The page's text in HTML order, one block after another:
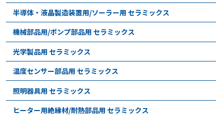
半導体・液晶製造装置用/ソーラー用 セラミックス
機械部品用/ポンプ部品用 セラミックス
光学製品用 セラミックス
温度センサー部品用 セラミックス
照明器具用 セラミックス
ヒーター用絶縁材/耐熱部品用 セラミックス